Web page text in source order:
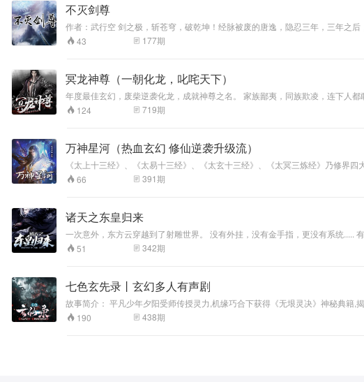
不灭剑尊
作者：武行空 剑之极，斩苍穹，破乾坤！经脉被废的唐逸，隐忍三年，三年之后，一鸣惊人！仇人？一概诛杀！ 强敌？全都磨灭！天才？在我面前何人敢称天才，老子一概碾压而过！ 神道永恒，魔道遮天，仙道长生，
剑道不朽.这天地间诸般大道， 老子万道同修！万千大道集于我一身，誓要这天地
43 177期
冥龙神尊（一朝化龙，叱咤天下）
年度最佳玄幻，废柴逆袭化龙，成就神尊之名。 家族鄙夷，同族欺凌，连下人
漫步，在尸骨累累中成就神尊之名。
124 719期
万神星河（热血玄幻 修仙逆袭升级流）
《太上十三经》、《太易十三经》、《太玄十三经》、《太冥三炼经》乃修界
魄。一枚古朴扳指流落天苍海陆，引发一系列震苍天溃溃，摄赤手玄元；气吞
寻风机缘习得《太玄十三经》开始。
66 391期
诸天之东皇归来
一次意外，东方云穿越到了射雕世界。 没有外挂，没有金手指，更没有系统..... 有的只是绝对的天赋，过目不忘、过耳不忘...悟性惊天，无论什么武功、神通，一学就会，一练就精...再练天下无敌！ 以武入道，破碎虚
空，化身大日普照诸天，铸就东皇传说！
51 342期
七色玄先录丨玄幻多人有声剧
故事简介： 平凡少年夕阳受师传授灵力,机缘巧合下获得《无垠灵决》神秘典籍,揭开身世奇缘。为护师徒离开师门,踏上孤独修行之路。不屈不挠,历经艰辛磨砺,终成一代宗师。在揭开身世谜底、除尽杀父仇敌的道路上,重
重阻碍接踵而至,惊心动魄剧情一浪高过一浪。当夕阳终成至尊,震慑群雄,最后一
190 438期